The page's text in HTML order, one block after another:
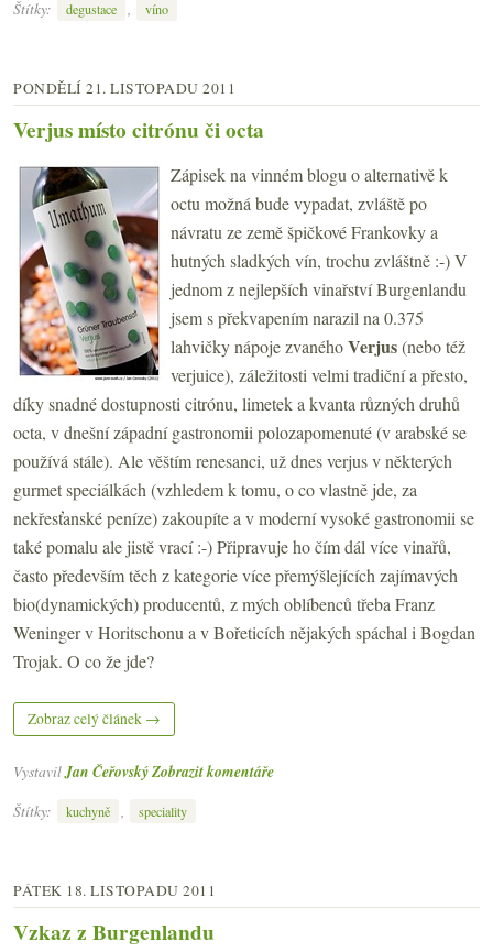
Štítky:
degustace , víno
PONDĚLÍ 21. LISTOPADU 2011
Verjus místo citrónu či octa
Zápisek na vinném blogu o alternativě k
octu možná bude vypadat, zvláště po
návratu ze země špičkové Frankovky a
hutných sladkých vín, trochu zvláštně :-) V
jednom z nejlepších vinařství Burgenlandu
jsem s překvapením narazil na 0.375
lahvičky nápoje zvanéhoVerjus(nebo též
verjuice), záležitosti velmi tradiční a přesto,
díky snadné dostupnosti citrónu, limetek a kvanta různých druhů
octa, v dnešní západní gastronomii polozapomenuté (v arabské se
používá stále). Ale věštím renesanci, už dnes verjus v některých
gurmet speciálkách (vzhledem k tomu, o co vlastně jde, za
nekřesťanské peníze) zakoupíte a v moderní vysoké gastronomii se
také pomalu ale jistě vrací :-) Připravuje ho čím dál více vinařů,
často především těch z kategorie více přemýšlejících zajímavých
bio(dynamických) producentů, z mých oblíbenců třeba Franz
Weninger v Horitschonu a v Bořeticích nějakých spáchal i Bogdan
Trojak. O co že jde?
Zobraz celý článek →
VystavilJan ČeřovskýZobrazit komentáře
Štítky:
kuchyně , speciality
PÁTEK 18. LISTOPADU 2011
Vzkaz z Burgenlandu